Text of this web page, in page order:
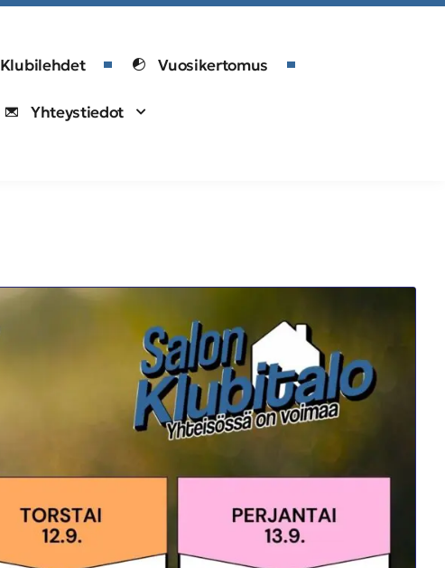
Klubilehdet Vuosikertomus
Yhteystiedot